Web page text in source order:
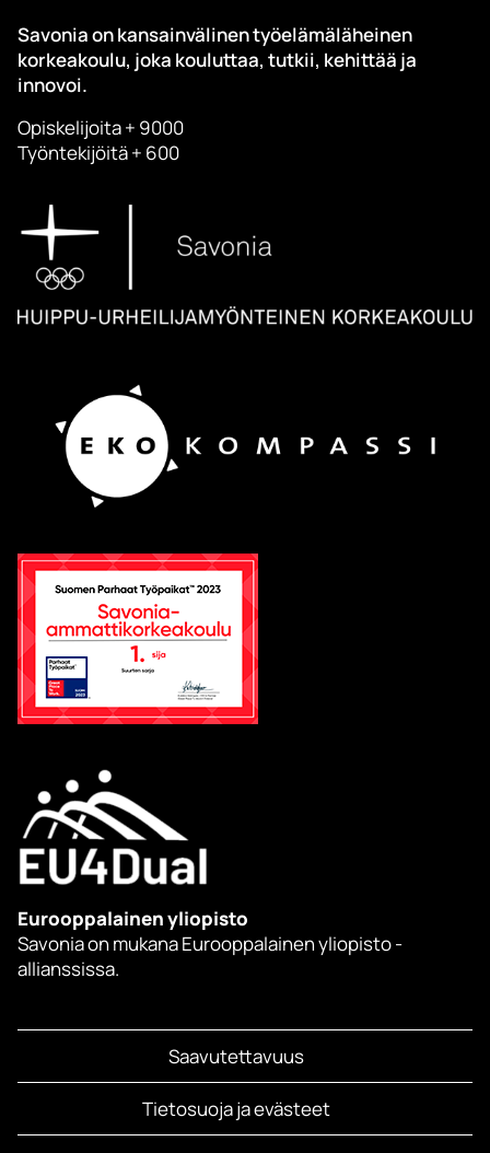
Savonia on kansainvälinen työelämäläheinen
korkeakoulu, joka kouluttaa, tutkii, kehittää ja
innovoi.
Opiskelijoita + 9000
Työntekijöitä + 600
Eurooppalainen yliopisto
Savonia on mukana Eurooppalainen yliopisto -
allianssissa.
Saavutettavuus
Tietosuoja ja evästeet